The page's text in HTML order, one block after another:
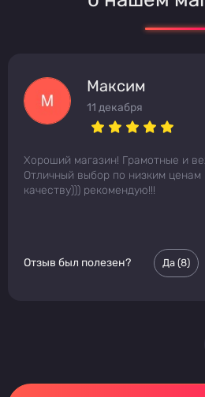
Максим
11 декабря
Хороший магазин! Грамотные и
Отличный выбор по низким
качеству))) рекомендую!!!
Отзыв был полезен? Да (8)